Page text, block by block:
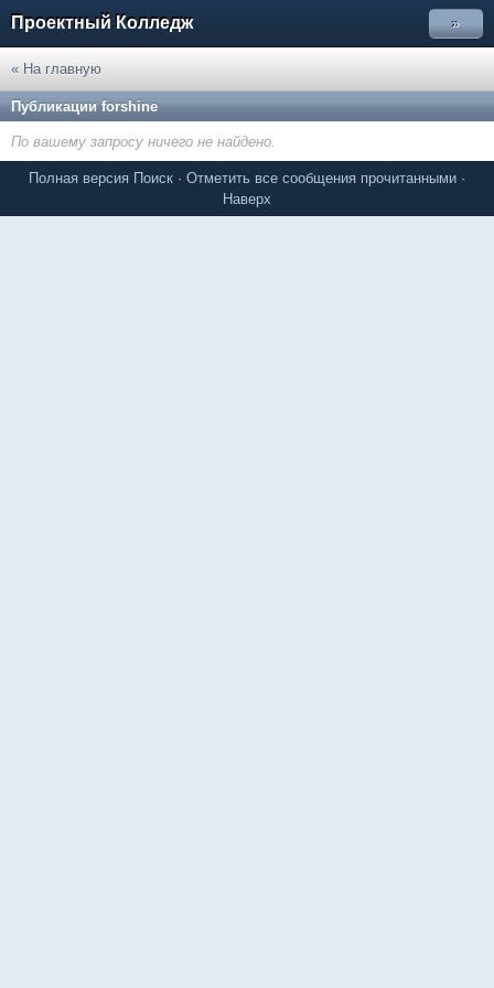
Проектный Колледж »
« На главную
Публикации forshine
По вашему запросу ничего не найдено.
Полная версия Поиск · Отметить все сообщения прочитанными ·
Наверх